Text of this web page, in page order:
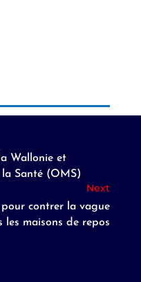
Wallonie et
Santé (OMS)
pour contrer la vague
les maisons de repos